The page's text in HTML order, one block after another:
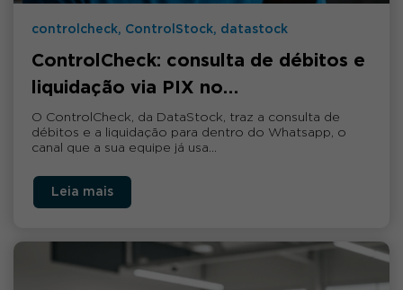
controlcheck, ControlStock, datastock
ControlCheck: consulta de débitos e
liquidação via PIX no…
O ControlCheck, da DataStock, traz a consulta de
débitos e a liquidação para dentro do Whatsapp, o
canal que a sua equipe já usa…
Leia mais